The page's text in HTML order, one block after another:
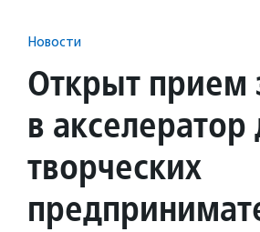
Новости
Открыт прием
в акселератор
творческих